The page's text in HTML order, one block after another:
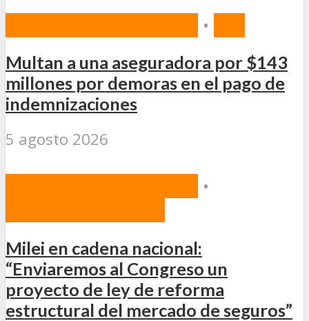
•
Multan a una aseguradora por $143
millones por demoras en el pago de
indemnizaciones
5 agosto 2026
•
Milei en cadena nacional:
“Enviaremos al Congreso un
proyecto de ley de reforma
estructural del mercado de seguros”